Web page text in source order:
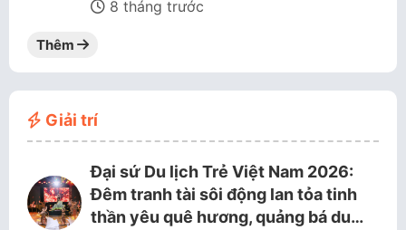
8 tháng trước
Thêm
Giải trí
Đại sứ Du lịch Trẻ Việt Nam 2026:
Đêm tranh tài sôi động lan tỏa tinh
thần yêu quê hương, quảng bá du…